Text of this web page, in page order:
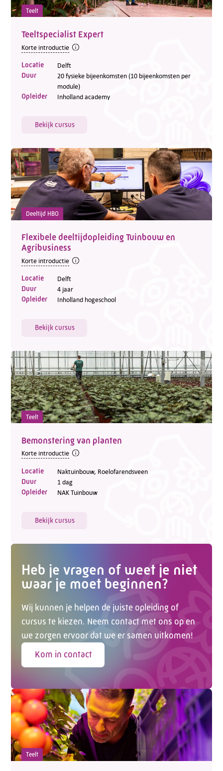
Teelt
Teeltspecialist Expert
Korte introductie
Locatie Delft
Duur
20 fysieke bijeenkomsten (10 bijeenkomsten per
module)
Opleider Inholland academy
Bekijk cursus
Deeltijd HBO
Flexibele deeltijdopleiding Tuinbouw en
Agribusiness
Korte introductie
Locatie Delft
Duur 4 jaar
Opleider Inholland hogeschool
Bekijk cursus
Teelt
Bemonstering van planten
Korte introductie
Locatie Naktuinbouw, Roelofarendsveen
Duur 1 dag
Opleider NAK Tuinbouw
Bekijk cursus
Heb je vragen of weet je niet
waar je moet beginnen?
Wij kunnen je helpen de juiste opleiding of
cursus te kiezen. Neem contact met ons op en
we zorgen ervoor dat we er samen uitkomen!
Kom in contact
Teelt